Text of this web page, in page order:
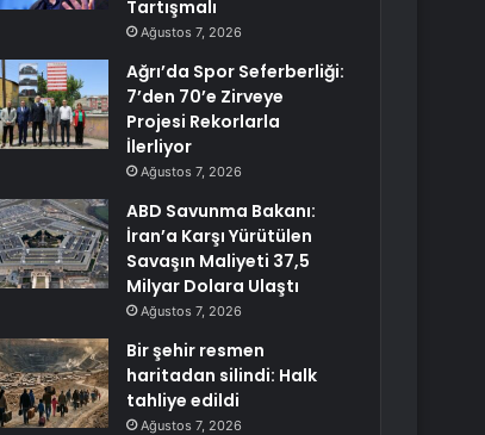
Tartışmalı
Ağustos 7, 2026
Ağrı’da Spor Seferberliği:
7’den 70’e Zirveye
Projesi Rekorlarla
İlerliyor
Ağustos 7, 2026
ABD Savunma Bakanı:
İran’a Karşı Yürütülen
Savaşın Maliyeti 37,5
Milyar Dolara Ulaştı
Ağustos 7, 2026
Bir şehir resmen
haritadan silindi: Halk
tahliye edildi
Ağustos 7, 2026